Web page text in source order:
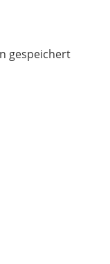
gespeichert